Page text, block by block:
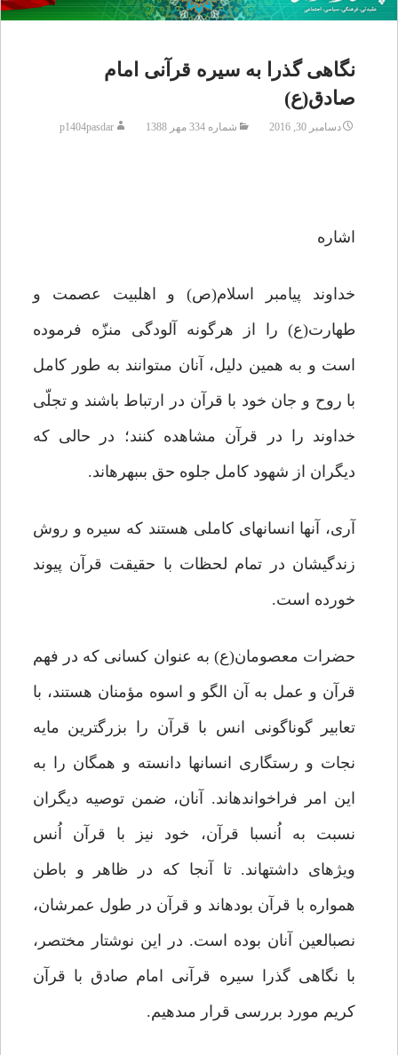
نگاهى گذرا به سیره قرآنى امام
صادق(ع)
دسامبر 30, 2016 شماره 334 مهر 1388 p1404pasdar
اشاره
خداوند پیامبر اسلام(ص) و اهلبیت عصمت و
طهارت(ع) را از هرگونه آلودگى منزّه فرموده
است و به همین دلیل، آنان مى‏توانند به طور کامل
با روح و جان خود با قرآن در ارتباط باشند و تجلّى
خداوند را در قرآن مشاهده کنند؛ در حالى که
دیگران از شهود کامل جلوه حق بى‏بهره‏اند.
آرى، آنها انسانهاى کاملى هستند که سیره و روش
زندگیشان در تمام لحظات با حقیقت قرآن پیوند
خورده است.
حضرات معصومان(ع) به عنوان کسانى که در فهم
قرآن و عمل به آن الگو و اسوه مؤمنان هستند، با
تعابیر گوناگونى انس با قرآن را بزرگترین مایه
نجات و رستگارى انسانها دانسته و همگان را به
این امر فراخوانده‏اند. آنان، ضمن توصیه دیگران
نسبت به اُنسبا قرآن، خود نیز با قرآن اُنس
ویژه‏اى داشته‏اند. تا آنجا که در ظاهر و باطن
همواره با قرآن بوده‏اند و قرآن در طول عمرشان،
نصب‏العین آنان بوده است. در این نوشتار مختصر،
با نگاهى گذرا سیره قرآنى امام صادق با قرآن
کریم مورد بررسى قرار مى‏دهیم.